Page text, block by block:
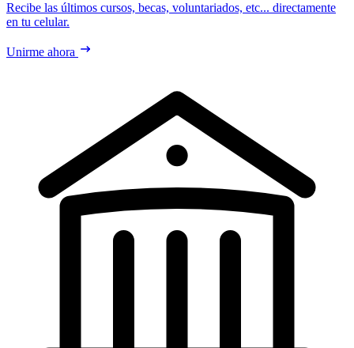
Recibe las últimos cursos, becas, voluntariados, etc... directamente
en tu celular.
Unirme ahora